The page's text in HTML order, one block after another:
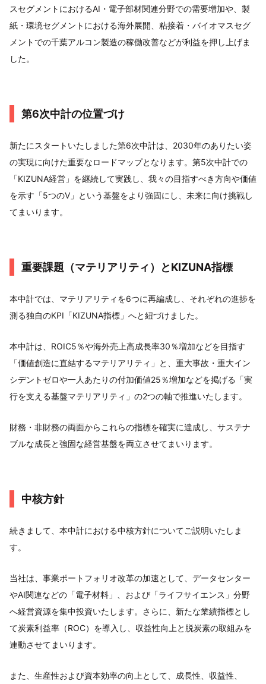
スセグメントにおけるAI・電子部材関連分野での需要増加や、製
紙・環境セグメントにおける海外展開、粘接着・バイオマスセグ
メントでの千葉アルコン製造の稼働改善などが利益を押し上げま
した。
第6次中計の位置づけ
新たにスタートいたしました第6次中計は、2030年のありたい姿
の実現に向けた重要なロードマップとなります。第5次中計での
「KIZUNA経営」を継続して実践し、我々の目指すべき方向や価値
を示す「5つのV」という基盤をより強固にし、未来に向け挑戦し
てまいります。
重要課題（マテリアリティ）とKIZUNA指標
本中計では、マテリアリティを6つに再編成し、それぞれの進捗を
測る独自のKPI「KIZUNA指標」へと紐づけました。
本中計は、ROIC5％や海外売上高成長率30％増加などを目指す
「価値創造に直結するマテリアリティ」と、重大事故・重大イン
シデントゼロや一人あたりの付加価値25％増加などを掲げる「実
行を支える基盤マテリアリティ」の2つの軸で推進いたします。
財務・非財務の両面からこれらの指標を確実に達成し、サステナ
ブルな成長と強固な経営基盤を両立させてまいります。
中核方針
続きまして、本中計における中核方針についてご説明いたしま
す。
当社は、事業ポートフォリオ改革の加速として、データセンター
やAI関連などの「電子材料」、および「ライフサイエンス」分野
へ経営資源を集中投資いたします。さらに、新たな業績指標とし
て炭素利益率（ROC）を導入し、収益性向上と脱炭素の取組みを
連動させてまいります。
また、生産性および資本効率の向上として、成長性、収益性、